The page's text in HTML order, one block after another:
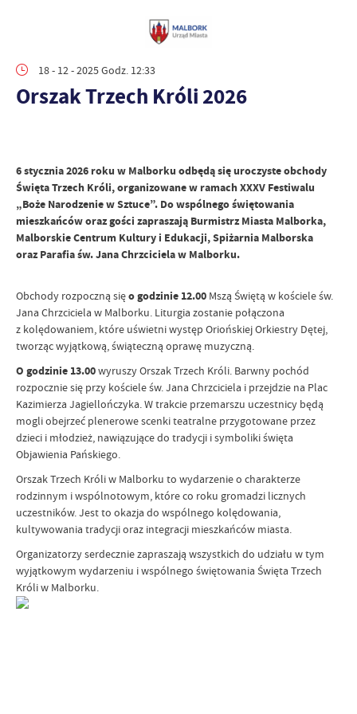
18 - 12 - 2025 Godz. 12:33
Orszak Trzech Króli 2026
6 stycznia 2026 roku w Malborku odbędą się uroczyste obchody
Święta Trzech Króli, organizowane w ramach XXXV Festiwalu
„Boże Narodzenie w Sztuce”. Do wspólnego świętowania
mieszkańców oraz gości zapraszają Burmistrz Miasta Malborka,
Malborskie Centrum Kultury i Edukacji, Spiżarnia Malborska
oraz Parafia św. Jana Chrzciciela w Malborku.
Obchody rozpoczną sięo godzinie 12.00 Mszą Świętą w kościele św.
Jana Chrzciciela w Malborku. Liturgia zostanie połączona
z kolędowaniem, które uświetni występ Oriońskiej Orkiestry Dętej,
tworząc wyjątkową, świąteczną oprawę muzyczną.
O godzinie 13.00wyruszy Orszak Trzech Króli. Barwny pochód
rozpocznie się przy kościele św. Jana Chrzciciela i przejdzie na Plac
Kazimierza Jagiellończyka. W trakcie przemarszu uczestnicy będą
mogli obejrzeć plenerowe scenki teatralne przygotowane przez
dzieci i młodzież, nawiązujące do tradycji i symboliki święta
Objawienia Pańskiego.
Orszak Trzech Króli w Malborku to wydarzenie o charakterze
rodzinnym i wspólnotowym, które co roku gromadzi licznych
uczestników. Jest to okazja do wspólnego kolędowania,
kultywowania tradycji oraz integracji mieszkańców miasta.
Organizatorzy serdecznie zapraszają wszystkich do udziału w tym
wyjątkowym wydarzeniu i wspólnego świętowania Święta Trzech
Króli w Malborku.